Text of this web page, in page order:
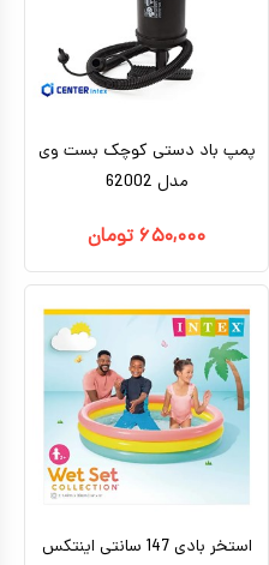
کیف و کوله پشتی
اسباب بازی علمی
اسباب بازی لوازم خانگی
پمپ باد دستی کوچک بست وی
مدل 62002
۶۵۰,۰۰۰ تومان
استخر بادی 147 سانتی اینتکس